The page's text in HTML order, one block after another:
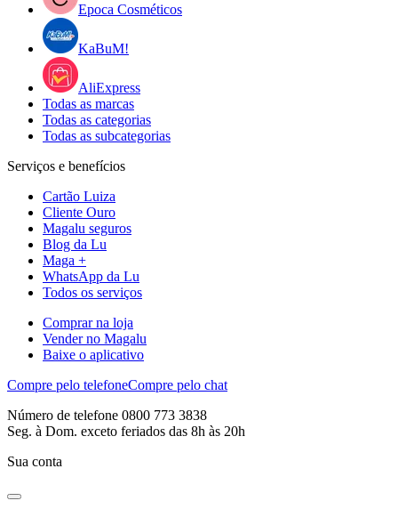
Epoca Cosméticos
KaBuM!
AliExpress
Todas as marcas
Todas as categorias
Todas as subcategorias
Serviços e benefícios
Cartão Luiza
Cliente Ouro
Magalu seguros
Blog da Lu
Maga +
WhatsApp da Lu
Todos os serviços
Comprar na loja
Vender no Magalu
Baixe o aplicativo
Compre pelo telefoneCompre pelo chat
Número de telefone 0800 773 3838
Seg. à Dom. exceto feriados das 8h às 20h
Sua conta